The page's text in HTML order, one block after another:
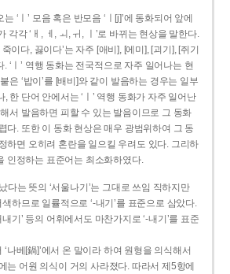
‘ㅣ’ 모음 혹은 반모음 ‘ㅣ[j]’에 동화되어 앞에
각각 ‘ㅐ, ㅔ, ㅚ, ㅟ, ㅣ’로 바뀌는 현상을 말한다.
이다, 끓이다’는 자주 [애비], [에미], [괴기], [쥐기
‘ㅣ’ 역행 동화는 전국적으로 자주 일어나는 현
은 ‘밥이’를 [배비]와 같이 발음하는 경우는 일부
한 단어 안에서는 ‘ㅣ’ 역행 동화가 자주 일어난
서 발음하면 피할 수 있는 발음이므로 그 동화
다. 또한 이 동화 현상은 매우 광범위하여 그 동
하면 오히려 혼란을 일으킬 우려도 있다. 그리하
인정하는 표준어는 최소화하였다.
다는 뜻의 ‘서울나기’는 그대로 쓰임 직하지만
색하므로 일률적으로 ‘-내기’를 표준으로 삼았다.
기’ 등의 어휘에서도 마찬가지로 ‘-내기’를 표준
나베[鍋]’에서 온 말이라 하여 원형을 의식해서
는 어원 의식이 거의 사라졌다. 따라서 제5항에